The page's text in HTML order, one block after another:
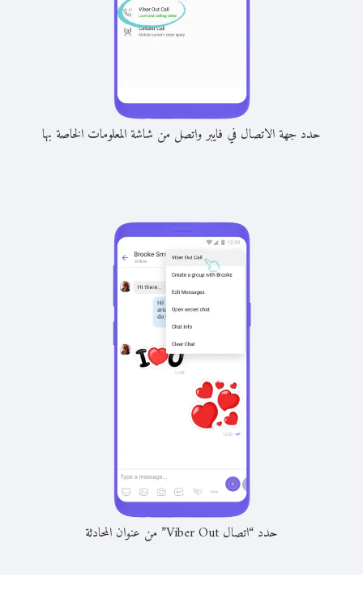
حدد جهة الاتصال في فايبر واتصل من شاشة المعلومات الخاصة بها
حدد “اتصال Viber Out” من عنوان المحادثة